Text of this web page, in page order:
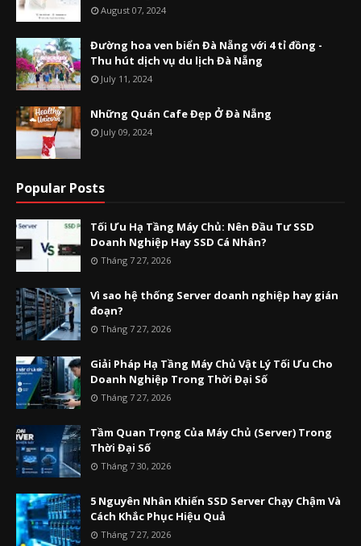
August 07, 2024
Đường hoa ven biển Đà Nẵng với 4 tỉ đồng -
Thu hút dịch vụ du lịch Đà Nẵng
July 11, 2024
Những Quán Cafe Đẹp Ở Đà Nẵng
July 09, 2024
Popular Posts
Tối Ưu Hạ Tầng Máy Chủ: Nên Đầu Tư SSD
Doanh Nghiệp Hay SSD Cá Nhân?
Tháng 7 27, 2026
Vì sao hệ thống Server doanh nghiệp hay gián
đoạn?
Tháng 7 27, 2026
Giải Pháp Hạ Tầng Máy Chủ Vật Lý Tối Ưu Cho
Doanh Nghiệp Trong Thời Đại Số
Tháng 7 27, 2026
Tầm Quan Trọng Của Máy Chủ (Server) Trong
Thời Đại Số
Tháng 7 30, 2026
5 Nguyên Nhân Khiến SSD Server Chạy Chậm Và
Cách Khắc Phục Hiệu Quả
Tháng 7 27, 2026